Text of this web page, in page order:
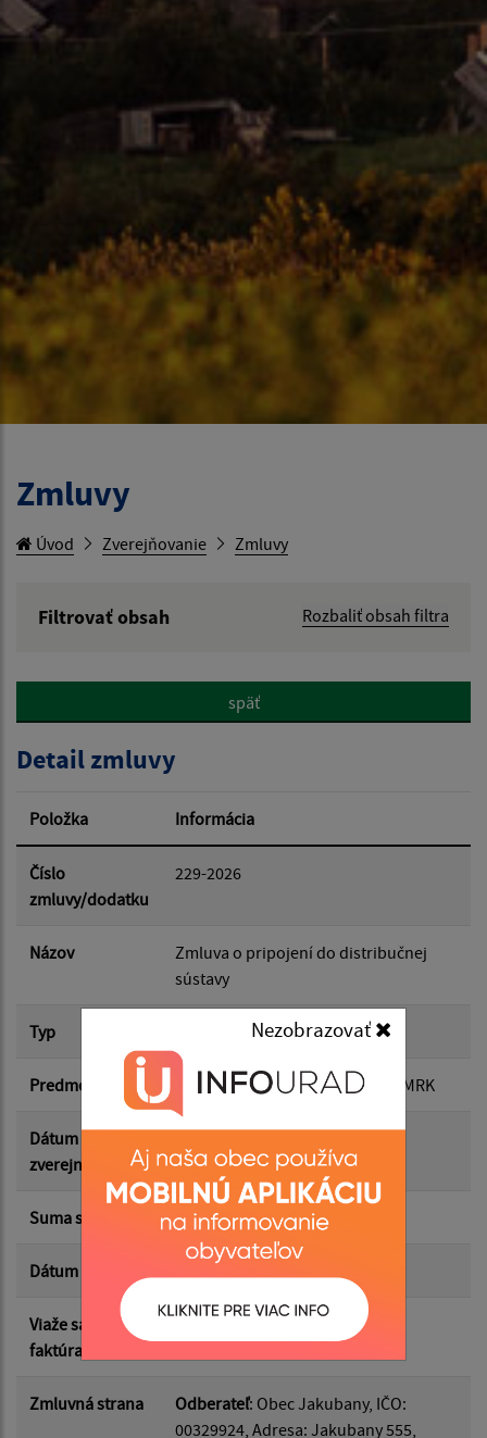
Nezobrazovať
Zmluvy
Úvod Zverejňovanie Zmluvy
Filtrovať obsah
Rozbaliť obsah filtra
Hľadať v:
Dátum od:
Dátum do:
Suma od:
Suma do:
Typ:
Filtrovať Reset
späť
Detail zmluvy
Položka Informácia
Číslo
zmluvy/dodatku
229-2026
Názov
Zmluva o pripojení do distribučnej
sústavy
Typ Hlavná zmluva
Predmet Nové odberné miesto - Kamery MRK
Dátum
zverejnenia
21.05.2026
Suma s DPH* 0.00 €
Dátum uzavretia 19.05.2026
Viaže sa k
faktúram čislo
DF2026/237
Zmluvná strana Odberateľ: Obec Jakubany, IČO:
00329924, Adresa: Jakubany 555,